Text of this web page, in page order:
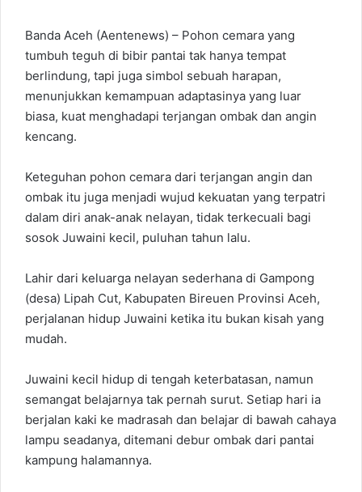
Banda Aceh (Aentenews) – Pohon cemara yang
tumbuh teguh di bibir pantai tak hanya tempat
berlindung, tapi juga simbol sebuah harapan,
menunjukkan kemampuan adaptasinya yang luar
biasa, kuat menghadapi terjangan ombak dan angin
kencang.
Keteguhan pohon cemara dari terjangan angin dan
ombak itu juga menjadi wujud kekuatan yang terpatri
dalam diri anak-anak nelayan, tidak terkecuali bagi
sosok Juwaini kecil, puluhan tahun lalu.
Lahir dari keluarga nelayan sederhana di Gampong
(desa) Lipah Cut, Kabupaten Bireuen Provinsi Aceh,
perjalanan hidup Juwaini ketika itu bukan kisah yang
mudah.
Juwaini kecil hidup di tengah keterbatasan, namun
semangat belajarnya tak pernah surut. Setiap hari ia
berjalan kaki ke madrasah dan belajar di bawah cahaya
lampu seadanya, ditemani debur ombak dari pantai
kampung halamannya.